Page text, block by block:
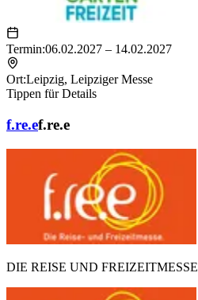
Termin:06.02.2027 – 14.02.2027
Ort:Leipzig, Leipziger Messe
Tippen für Details
f.re.ef.re.e
DIE REISE UND FREIZEITMESSE